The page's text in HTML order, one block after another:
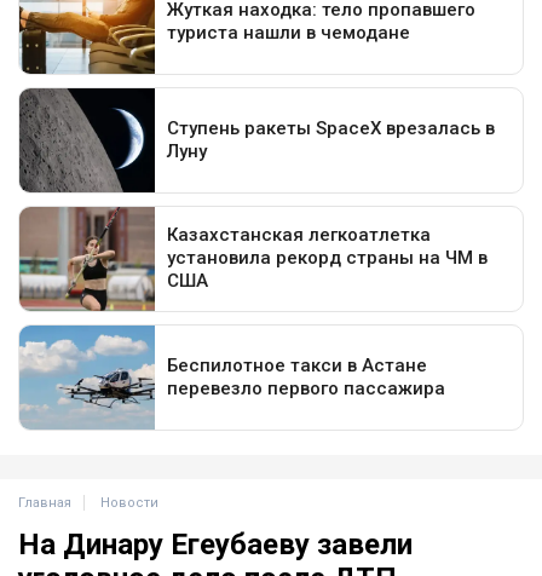
Главная Новости
На Динару Егеубаеву завели